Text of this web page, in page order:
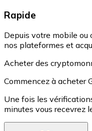
Rapide
Depuis votre mobile ou
nos plateformes et
Acheter des
Commencez à acheter
Une fois les
minutes vous recevrez